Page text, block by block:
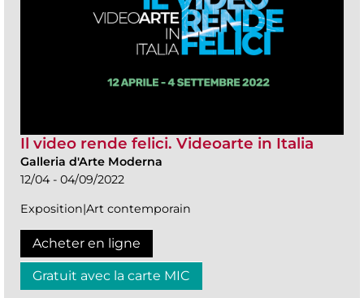
Il video rende felici. Videoarte in Italia
Galleria d'Arte Moderna
12/04 - 04/09/2022
Exposition|Art contemporain
Acheter en ligne
Gratuit avec la carte MIC